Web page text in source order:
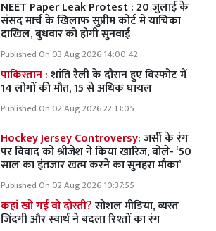
NEET Paper Leak Protest : 20 जुलाई के
संसद मार्च के खिलाफ सुप्रीम कोर्ट में याचिका
दाखिल, बुधवार को होगी सुनवाई
Published On 03 Aug 2026 14:00:42
पाकिस्तान :शांति रैली के दौरान हुए विस्फोट में
14 लोगों की मौत, 15 से अधिक घायल
Published On 02 Aug 2026 22:13:05
Hockey Jersey Controversy:जर्सी के रंग
पर विवाद को श्रीजेश ने किया खारिज, बोले- ‘50
साल का इंतजार खत्म करने का सुनहरा मौका’
Published On 02 Aug 2026 10:37:55
कहां खो गई वो दोस्ती?सोशल मीडिया, व्यस्त
जिंदगी और स्वार्थ ने बदला रिश्तों का रंग